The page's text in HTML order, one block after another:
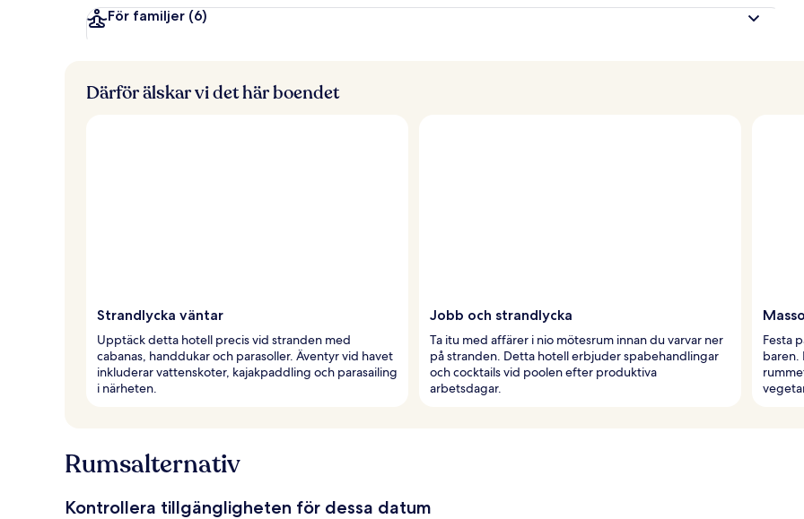
För familjer (6)
Därför älskar vi det här boendet
Strandlycka väntar
Upptäck detta hotell precis vid stranden med
cabanas, handdukar och parasoller. Äventyr vid havet
inkluderar vattenskoter, kajakpaddling och parasailing
i närheten.
Jobb och strandlycka
Ta itu med affärer i nio mötesrum innan du varvar ner
på stranden. Detta hotell erbjuder spabehandlingar
och cocktails vid poolen efter produktiva
arbetsdagar.
Festa
baren.
Rumsalternativ
Kontrollera tillgängligheten för dessa datum